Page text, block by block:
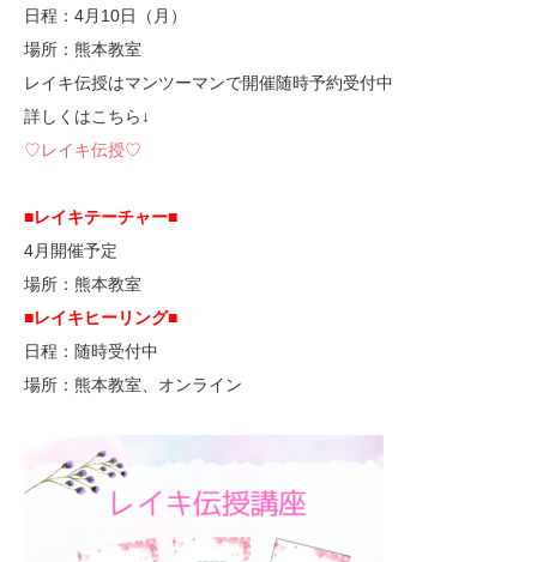
日程：4月10日（月）
場所：熊本教室
レイキ伝授はマンツーマンで開催随時予約受付中
詳しくはこちら↓
♡レイキ伝授♡
■レイキテーチャー■
4月開催予定
場所：熊本教室
■レイキヒーリング■
日程：随時受付中
場所：熊本教室、オンライン